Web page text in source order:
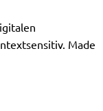
Made